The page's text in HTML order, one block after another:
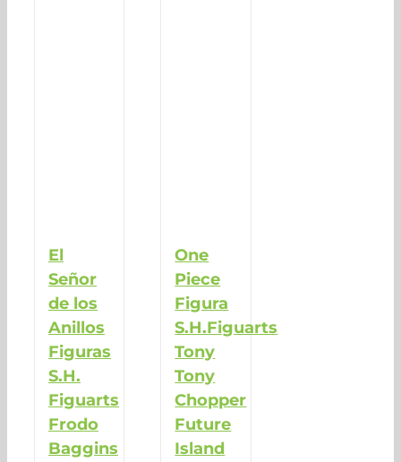
El
Señor
de los
Anillos
Figuras
S.H.
Figuarts
Frodo
Baggins
One
Piece
Figura
S.H.Figuarts
Tony
Tony
Chopper
Future
Island